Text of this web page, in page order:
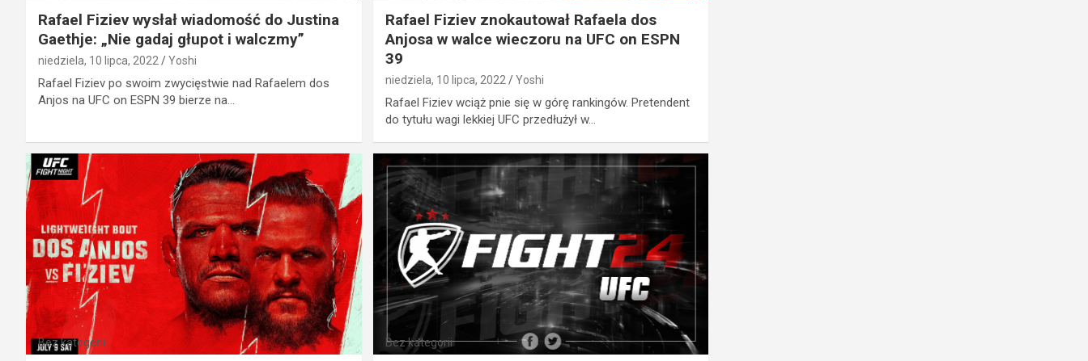
Rafael Fiziev wysłał wiadomość do Justina
Gaethje: „Nie gadaj głupot i walczmy”
niedziela, 10 lipca, 2022 Yoshi
Rafael Fiziev po swoim zwycięstwie nad Rafaelem dos
Anjos na UFC on ESPN 39 bierze na…
Rafael Fiziev znokautował Rafaela dos
Anjosa w walce wieczoru na UFC on ESPN
39
niedziela, 10 lipca, 2022 Yoshi
Rafael Fiziev wciąż pnie się w górę rankingów. Pretendent
do tytułu wagi lekkiej UFC przedłużył w…
Bez kategorii Bez kategorii